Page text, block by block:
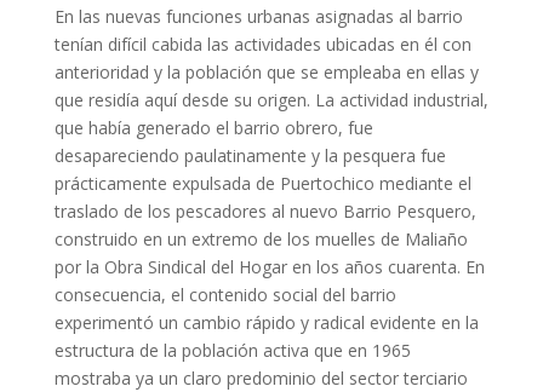
En las nuevas funciones urbanas asignadas al barrio
tenían difícil cabida las actividades ubicadas en él con
anterioridad y la población que se empleaba en ellas y
que residía aquí desde su origen. La actividad industrial,
que había generado el barrio obrero, fue
desapareciendo paulatinamente y la pesquera fue
prácticamente expulsada de Puertochico mediante el
traslado de los pescadores al nuevo Barrio Pesquero,
construido en un extremo de los muelles de Maliaño
por la Obra Sindical del Hogar en los años cuarenta. En
consecuencia, el contenido social del barrio
experimentó un cambio rápido y radical evidente en la
estructura de la población activa que en 1965
mostraba ya un claro predominio del sector terciario